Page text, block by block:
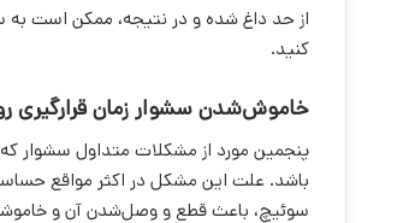
از حد داغ شده و در نتیجه، ممکن است به
کنید.
خاموش‌شدن سشوار زمان قرارگیری
پنجمین مورد از مشکلات متداول سشوار
باشد. علت این مشکل در اکثر مواقع
سوئیچ، باعث قطع و وصل‌شدن آن و